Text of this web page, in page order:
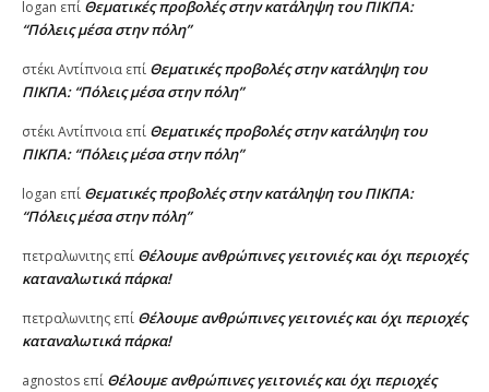
logan επί Θεματικές προβολές στην κατάληψη του ΠΙΚΠΑ:
“Πόλεις μέσα στην πόλη”
στέκι Αντίπνοια επί Θεματικές προβολές στην κατάληψη του
ΠΙΚΠΑ: “Πόλεις μέσα στην πόλη”
στέκι Αντίπνοια επί Θεματικές προβολές στην κατάληψη του
ΠΙΚΠΑ: “Πόλεις μέσα στην πόλη”
logan επί Θεματικές προβολές στην κατάληψη του ΠΙΚΠΑ:
“Πόλεις μέσα στην πόλη”
πετραλωνιτης επί Θέλουμε ανθρώπινες γειτονιές και όχι περιοχές
καταναλωτικά πάρκα!
πετραλωνιτης επί Θέλουμε ανθρώπινες γειτονιές και όχι περιοχές
καταναλωτικά πάρκα!
agnostos επί Θέλουμε ανθρώπινες γειτονιές και όχι περιοχές